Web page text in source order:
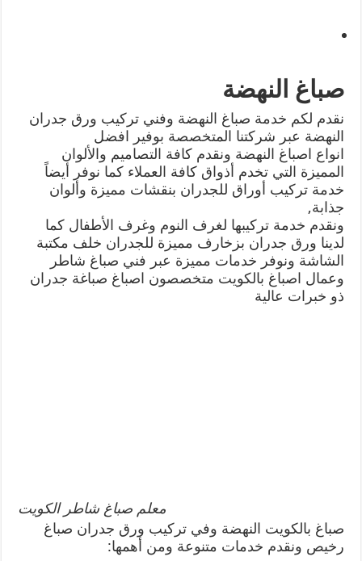
صباغ النهضة
نقدم لكم خدمة صباغ النهضة وفني تركيب ورق جدران
النهضة عبر شركتنا المتخصصة بوفير افضل
انواع اصباغ النهضة ونقدم كافة التصاميم والألوان
المميزة التي تخدم أذواق كافة العملاء كما نوفر أيضاً
خدمة تركيب أوراق للجدران بنقشات مميزة وألوان
جذابة,
ونقدم خدمة تركيبها لغرف النوم وغرف الأطفال كما
لدينا ورق جدران بزخارف مميزة للجدران خلف مكتبة
الشاشة ونوفر خدمات مميزة عبر فني صباغ شاطر
وعمال اصباغ بالكويت متخصصون اصباغ صباغة جدران
ذو خبرات عالية
معلم صباغ شاطر الكويت
صباغ بالكويت النهضة وفي تركيب ورق جدران صباغ
رخيص ونقدم خدمات متنوعة ومن أهمها: